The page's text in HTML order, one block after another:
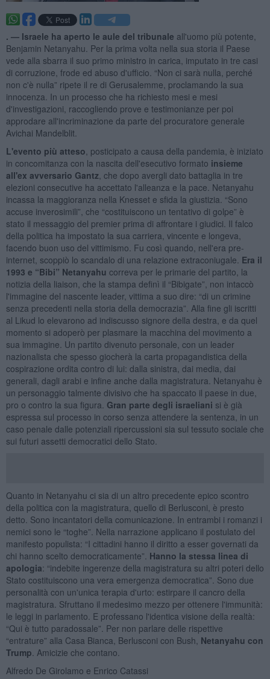
. — Israele ha aperto le aule del tribunale all'uomo più potente,
Benjamin Netanyahu. Per la prima volta nella sua storia il Paese
vede alla sbarra il suo primo ministro in carica, imputato in tre casi
di corruzione, frode ed abuso d'ufficio. “Non ci sarà nulla, perché
non c'è nulla” ripete il re di Gerusalemme, proclamando la sua
innocenza. In un processo che ha richiesto mesi e mesi
d'investigazioni, raccogliendo prove e testimonianze per poi
approdare all'incriminazione da parte del procuratore generale
Avichai Mandelblit.
L'evento più atteso , posticipato a causa della pandemia, è iniziato
in concomitanza con la nascita dell'esecutivo formato insieme
all'ex avversario Gantz , che dopo avergli dato battaglia in tre
elezioni consecutive ha accettato l'alleanza e la pace. Netanyahu
incassa la maggioranza nella Knesset e sfida la giustizia. “Sono
accuse inverosimili”, che “costituiscono un tentativo di golpe” è
stato il messaggio del premier prima di affrontare i giudici. Il falco
della politica ha impostato la sua carriera, vincente e longeva,
facendo buon uso del vittimismo. Fu così quando, nell'era pre-
internet, scoppiò lo scandalo di una relazione extraconiugale. Era il
1993 e “Bibi” Netanyahu correva per le primarie del partito, la
notizia della liaison, che la stampa definì il “Bibigate”, non intaccò
l'immagine del nascente leader, vittima a suo dire: “di un crimine
senza precedenti nella storia della democrazia”. Alla fine gli iscritti
al Likud lo elevarono ad indiscusso signore della destra, e da quel
momento si adoperò per plasmare la macchina del movimento a
sua immagine. Un partito divenuto personale, con un leader
nazionalista che spesso giocherà la carta propagandistica della
cospirazione ordita contro di lui: dalla sinistra, dai media, dai
generali, dagli arabi e infine anche dalla magistratura. Netanyahu è
un personaggio talmente divisivo che ha spaccato il paese in due,
pro o contro la sua figura. Gran parte degli israeliani si è già
espressa sul processo in corso senza attendere la sentenza, in un
caso penale dalle potenziali ripercussioni sia sul tessuto sociale che
sui futuri assetti democratici dello Stato.
Quanto in Netanyahu ci sia di un altro precedente epico scontro
della politica con la magistratura, quello di Berlusconi, è presto
detto. Sono incantatori della comunicazione. In entrambi i romanzi i
nemici sono le “toghe”. Nella narrazione applicano il postulato del
manifesto populista: “I cittadini hanno il diritto a esser governati da
chi hanno scelto democraticamente”. Hanno la stessa linea di
apologia: “indebite ingerenze della magistratura su altri poteri dello
Stato costituiscono una vera emergenza democratica”. Sono due
personalità con un'unica terapia d'urto: estirpare il cancro della
magistratura. Sfruttano il medesimo mezzo per ottenere l'immunità:
le leggi in parlamento. E professano l'identica visione della realtà:
“Qui è tutto paradossale”. Per non parlare delle rispettive
“entrature” alla Casa Bianca, Berlusconi con Bush, Netanyahu con
Trump . Amicizie che contano.
Alfredo De Girolamo e Enrico Catassi